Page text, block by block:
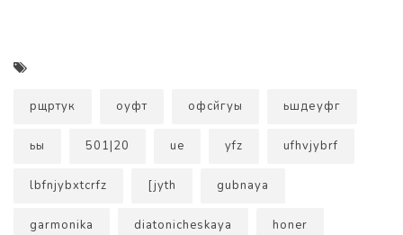
рщртук оуфт офсйгуы ьшдеуфг
ьы 501|20 ue yfz ufhvjybrf
lbfnjybxtcrfz [jyth gubnaya
garmonika diatonicheskaya honer